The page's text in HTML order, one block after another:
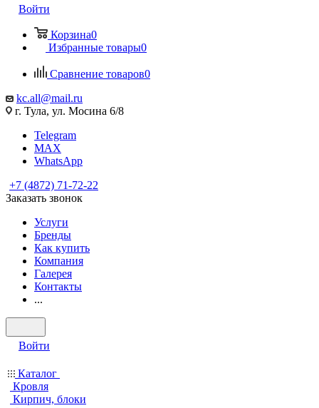
Войти
Корзина0
Избранные товары0
Сравнение товаров0
kc.all@mail.ru
г. Тула, ул. Мосина 6/8
Telegram
MAX
WhatsApp
+7 (4872) 71-72-22
Заказать звонок
Услуги
Бренды
Как купить
Компания
Галерея
Контакты
...
Войти
Каталог
Кровля
Кирпич, блоки